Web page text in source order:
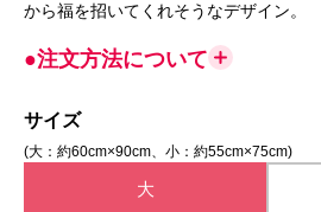
から福を招いてくれそうなデザイン。
●注文方法について
サイズ
(大：約60cm×90cm、小：約55cm×75cm)
大